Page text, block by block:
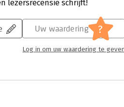
lezersrecensie schrijft!
Uw waardering ?
Log in om uw waardering te